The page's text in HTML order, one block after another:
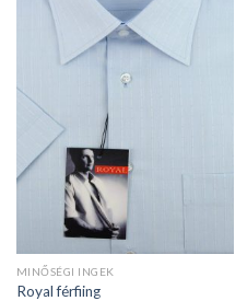
MINŐSÉGI INGEK
Royal férfiing